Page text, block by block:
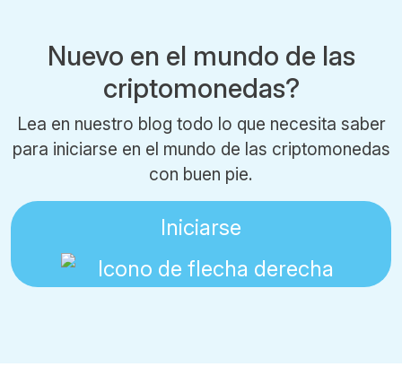
Nuevo en el mundo de las
criptomonedas?
Lea en nuestro blog todo lo que necesita saber
para iniciarse en el mundo de las criptomonedas
con buen pie.
Iniciarse